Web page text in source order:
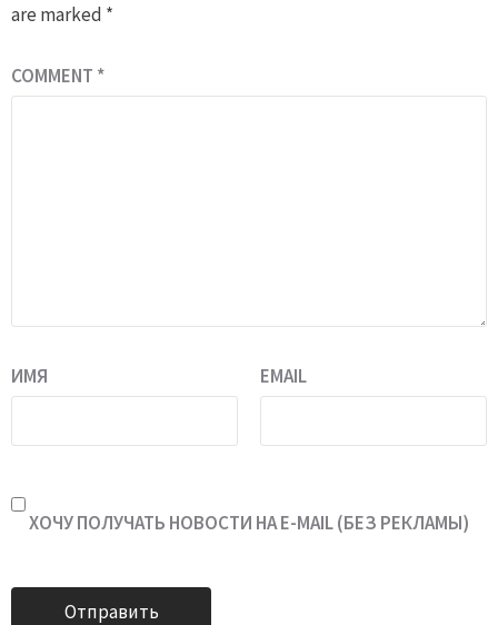
are marked *
COMMENT *
ИМЯ EMAIL
ХОЧУ ПОЛУЧАТЬ НОВОСТИ НА E-MAIL (БЕЗ РЕКЛАМЫ)